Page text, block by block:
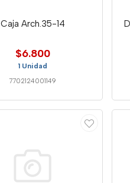
Caja Arch.35-14
$6.800
1 Unidad
7702124001149